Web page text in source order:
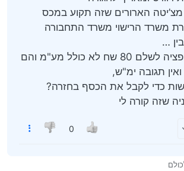
מצ’יטה הארורים שזה תקוע במכס
משרד הרישוי משרד התחבורה
…
אמרו לי שיש אופציה לשלם 80 שח לא כולל מע"מ והם
תגובה ימ"ש,
כדי לקבל את הכסף בחזרה?
שזה קורה לי
0